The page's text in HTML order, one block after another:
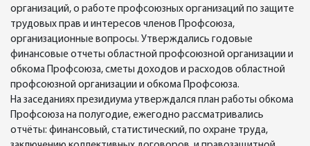
организаций, о работе профсоюзных организаций по защите
трудовых прав и интересов членов Профсоюза,
организационные вопросы. Утверждались годовые
финансовые отчеты областной профсоюзной организации и
обкома Профсоюза, сметы доходов и расходов областной
профсоюзной организации и обкома Профсоюза.
На заседаниях президиума утверждался план работы обкома
Профсоюза на полугодие, ежегодно рассматривались
отчёты: финансовый, статистический, по охране труда,